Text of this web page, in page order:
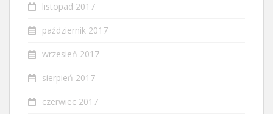
listopad 2017
październik 2017
wrzesień 2017
sierpień 2017
czerwiec 2017